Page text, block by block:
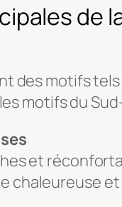
de
des motifs
motifs du
et
chaleureuse